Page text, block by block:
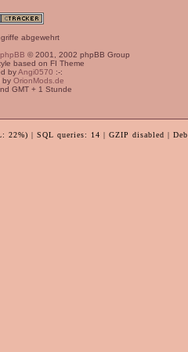
abgewehrt
phpBB © 2001, 2002 phpBB Group
based on FI Theme
byAngi0570 :-:
by OrionMods.de
GMT + 1 Stunde
22%) | SQL queries: 14 | GZIP disabled |